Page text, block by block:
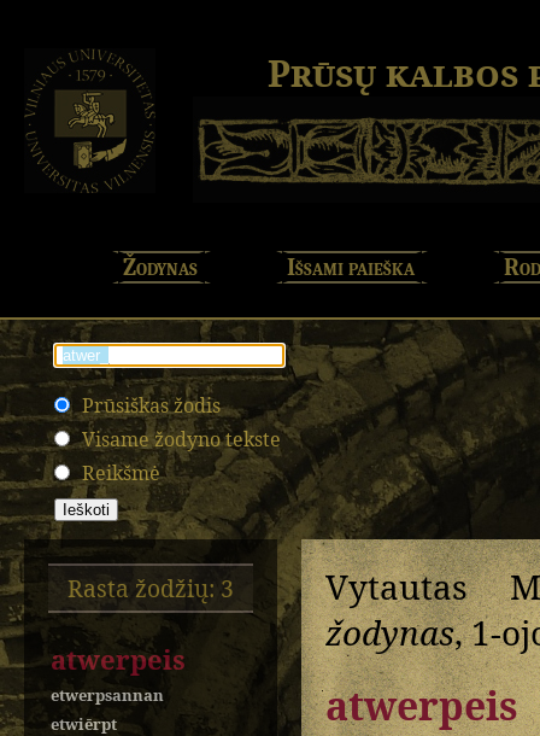
Prūsų kalbos
Žodynas Išsami paieška
Prūsiškas žodis
Visame žodyno tekste
Reikšmė
Rasta žodžių: 3
atwerpeis
etwerpsannan
etwiērpt
Vytautas
žodynas, 1-
atwerpeis